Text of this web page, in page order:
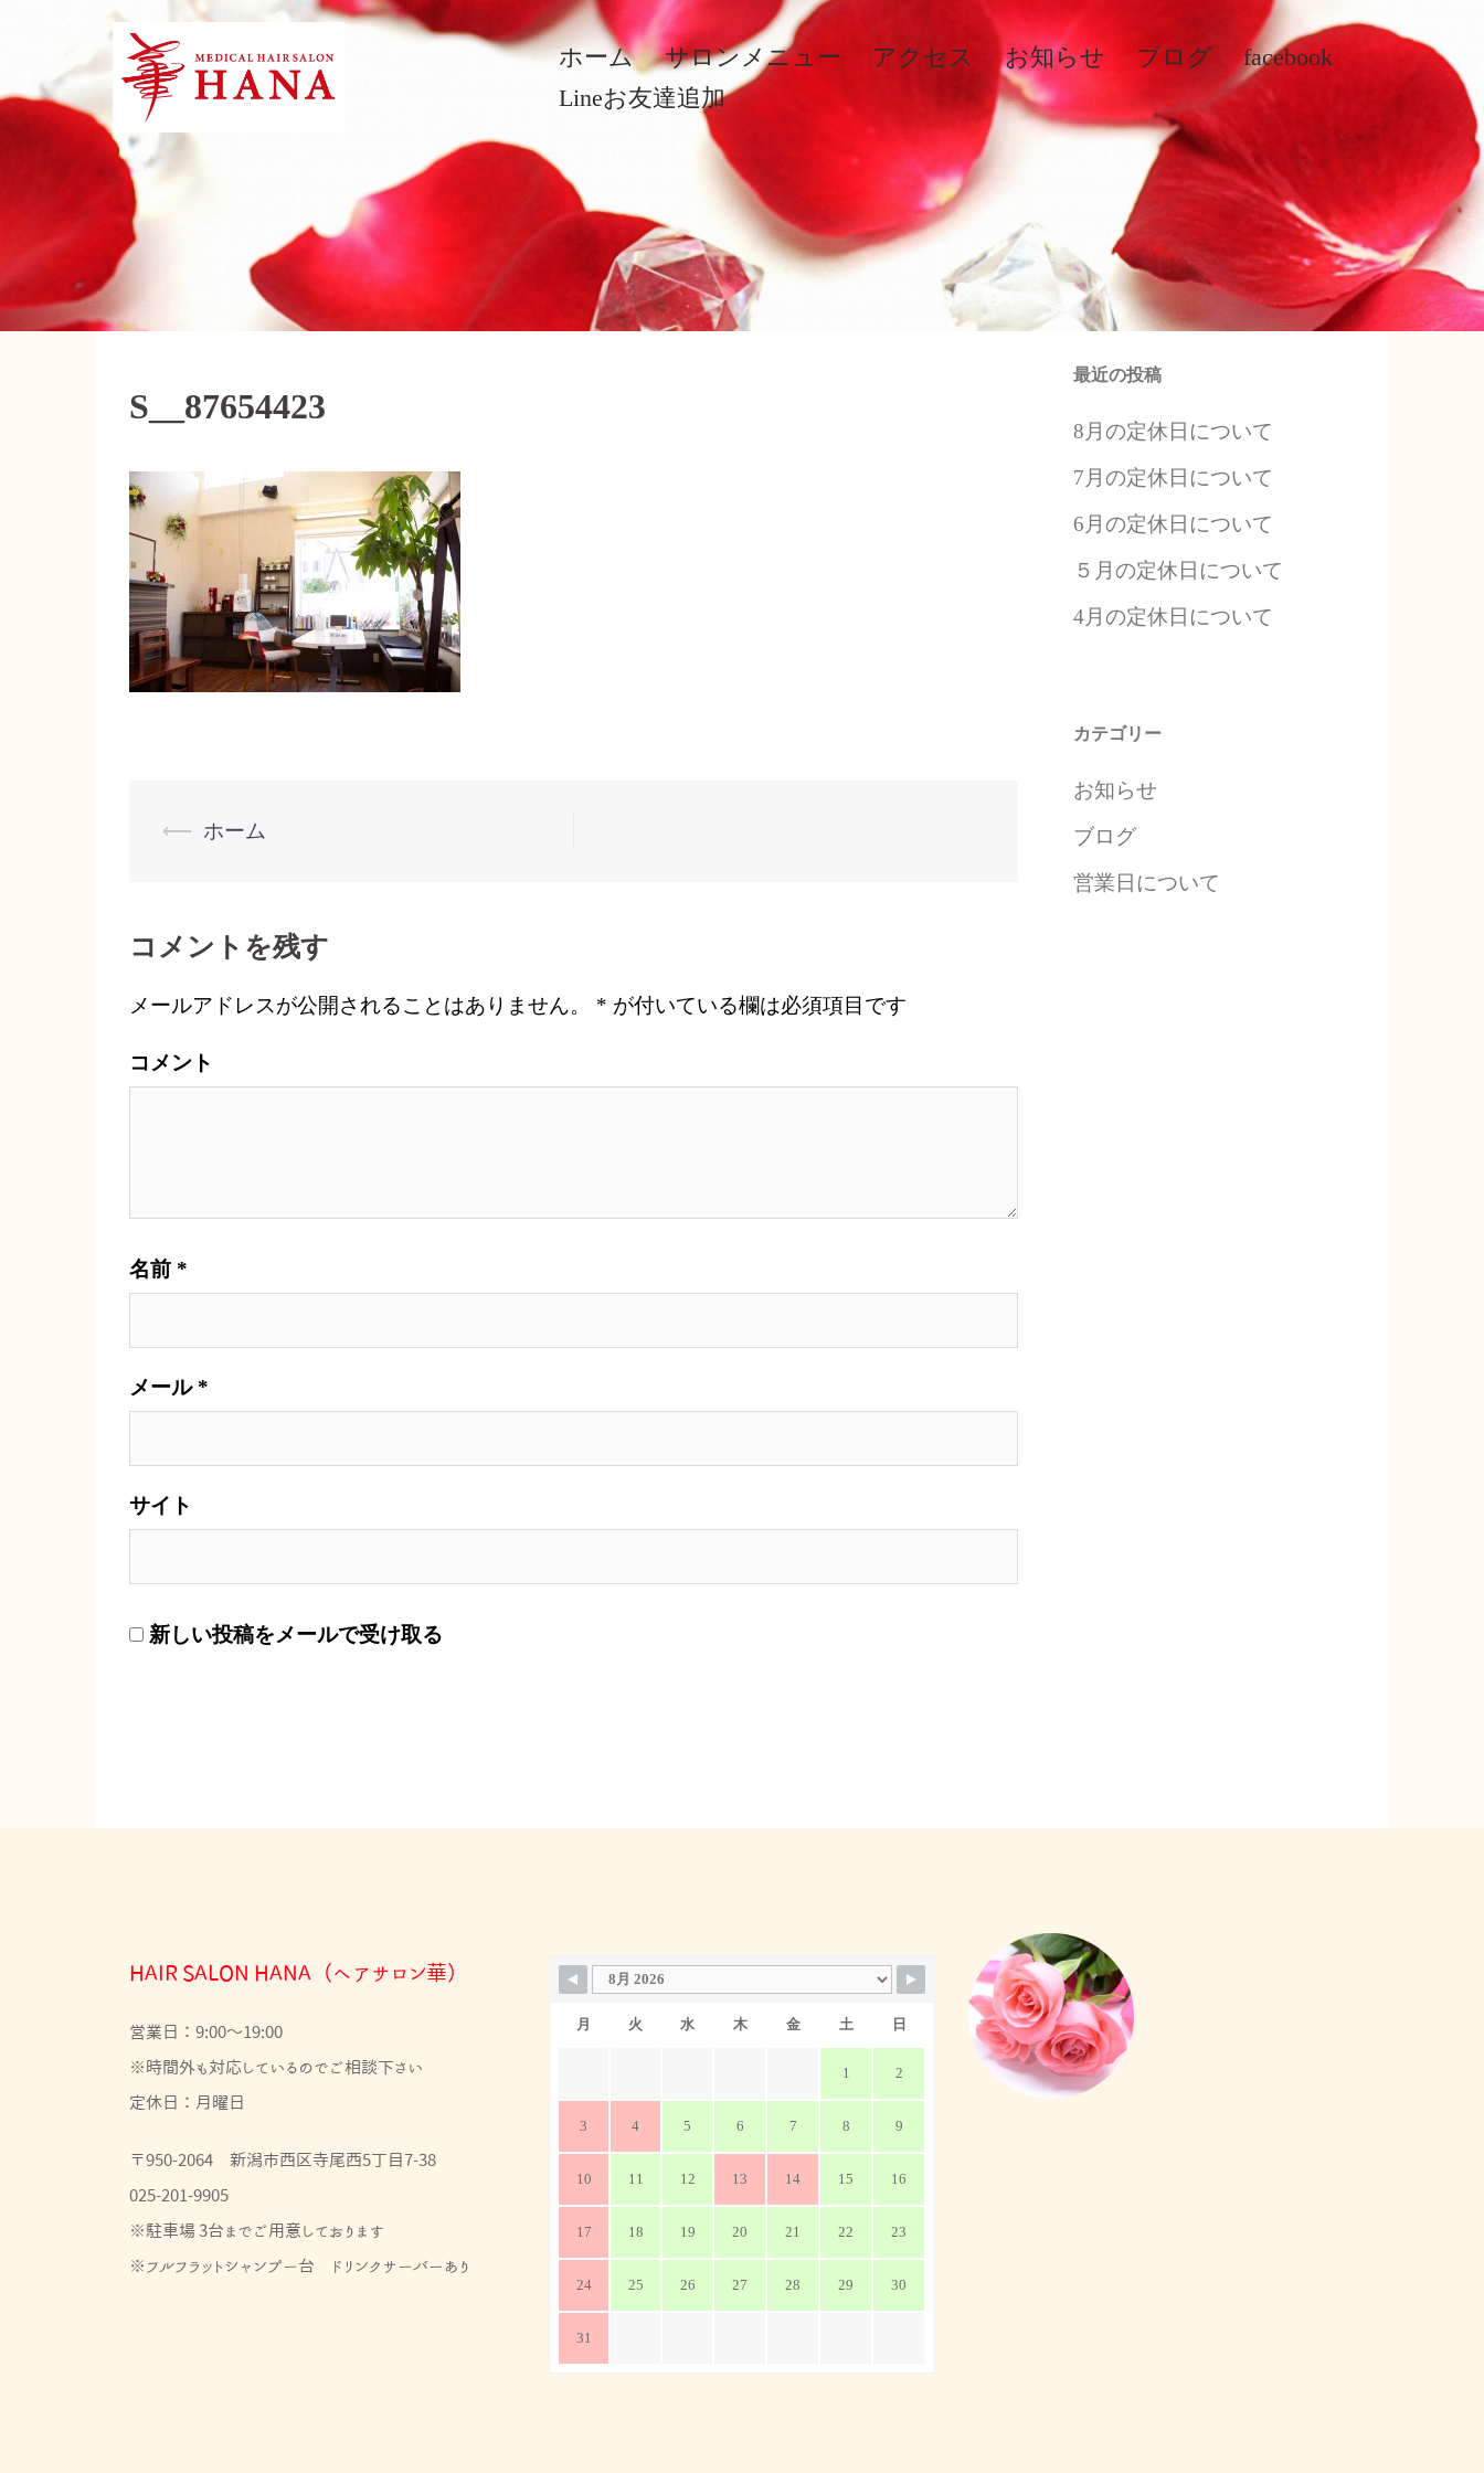
ン
プ
ホーム サロンメニュー アクセス お知らせ ブログ
facebook
Lineお友達追加
S__87654423
投
ビ
ゲ
ー
ョ
ン
⟵ ホーム
コメントを残す
メールアドレスが公開されることはありません。 * が付いている欄は必須項目です
コメント
名前 *
メール *
サイト
新しい投稿をメールで受け取る
最近の投稿
8月の定休日について
7月の定休日について
6月の定休日について
５月の定休日について
4月の定休日について
カテゴリー
お知らせ
ブログ
営業日について
HAIR SALON HANA（ヘアサロン華）
営業日：9:00～19:00
※時間外も対応しているのでご相談下さい
定休日：月曜日
〒950-2064 新潟市西区寺尾西5丁目7-38
025-201-9905
※駐車場 3台までご用意しております
※フルフラットシャンプー台 ドリンクサーバーあり
月 火 水 木 金 土 日
1 2
3 4 5 6 7 8 9
10 11 12 13 14 15 16
17 18 19 20 21 22 23
24 25 26 27 28 29 30
31